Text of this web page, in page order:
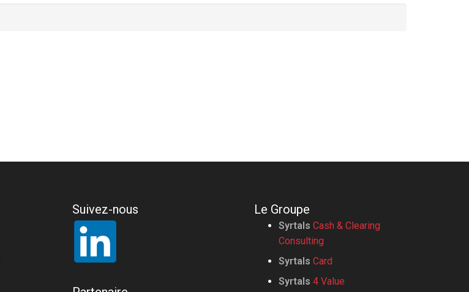
Suivez-nous Le Groupe
Syrtals Cash & Clearing
Consulting
Syrtals Card
Syrtals 4 Value